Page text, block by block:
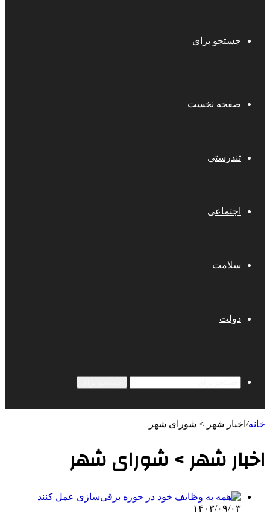
جستجو برای
صفحه نخست
تندرستی
اجتماعی
سلامت
دولت
خانه/ اخبار شهر > شورای شهر
اخبار شهر > شورای شهر
۱۴۰۳/۰۹/۰۳